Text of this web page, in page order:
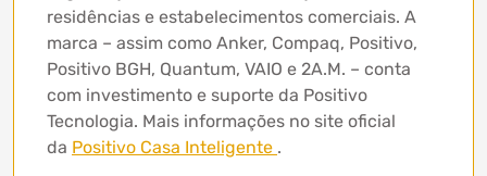
residências e estabelecimentos comerciais. A
marca – assim como Anker, Compaq, Positivo,
Positivo BGH, Quantum, VAIO e 2A.M. – conta
com investimento e suporte da Positivo
Tecnologia. Mais informações no site oficial
da Positivo Casa Inteligente .